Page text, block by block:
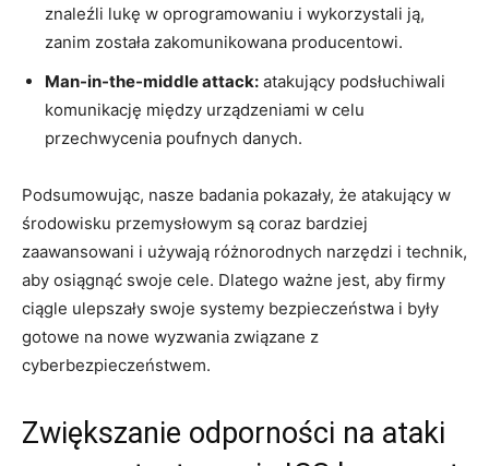
znaleźli lukę w oprogramowaniu i wykorzystali ją,
zanim została zakomunikowana producentowi.
Man-in-the-middle attack: atakujący podsłuchiwali
komunikację między urządzeniami w celu
przechwycenia poufnych danych.
Podsumowując, nasze badania pokazały, że atakujący‍ w
środowisku przemysłowym są coraz bardziej
zaawansowani i używają różnorodnych narzędzi i technik,
aby osiągnąć swoje cele. Dlatego ‍ważne jest, aby firmy
ciągle ulepszały swoje systemy bezpieczeństwa i były
gotowe na nowe ​wyzwania związane z
cyberbezpieczeństwem.
Zwiększanie odporności na ataki